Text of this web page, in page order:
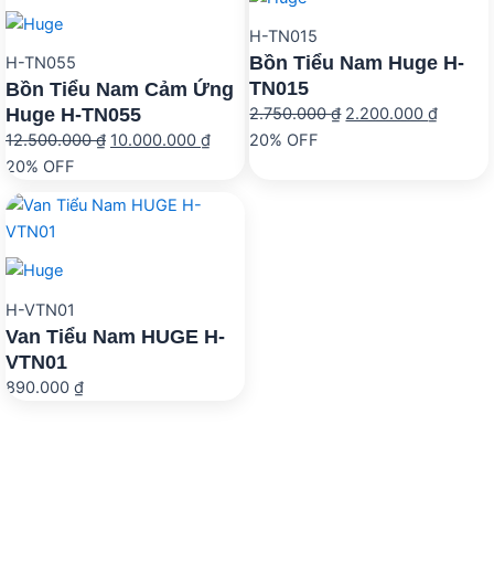
H-TN055
Bồn Tiểu Nam Cảm Ứng
Huge H-TN055
12.500.000₫ Giá
10.000.000 ₫Giá
20% OFF
H-TN015
Bồn Tiểu Nam Huge H-
TN015
2.750.000₫ Giá
2.200.000₫Giá
20% OFF
H-VTN01
Van Tiểu Nam HUGE H-
VTN01
890.000 ₫